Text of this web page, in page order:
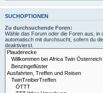
SUCHOPTIONEN
Zu durchsuchende Foren:
Wähle das Forum oder die Foren aus,
automatisch mit durchsucht, sofern du
deaktivierst.